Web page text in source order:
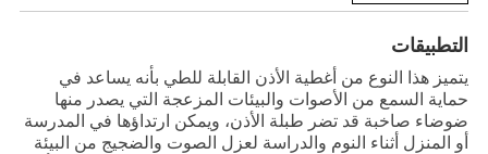
التطبيقات
يتميز هذا النوع من أغطية الأذن القابلة للطي بأنه يساعد في
حماية السمع من الأصوات والبيئات المزعجة التي يصدر منها
ضوضاء صاخبة قد تضر طبلة الأذن، ويمكن ارتداؤها في المدرسة
أو المنزل أثناء النوم والدراسة لعزل الصوت والضجيج من البيئة